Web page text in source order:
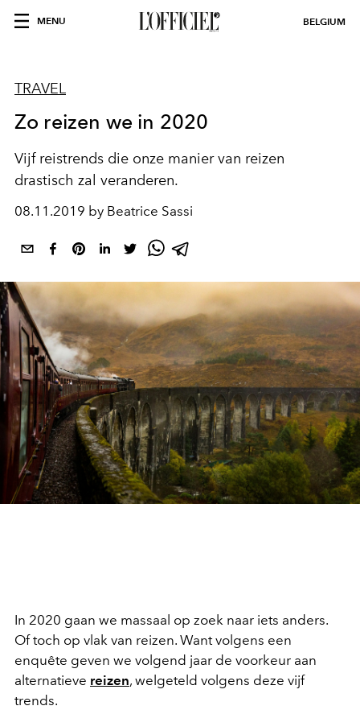
MENU BELGIUM
TRAVEL
Zo reizen we in 2020
Vijf reistrends die onze manier van reizen
drastisch zal veranderen.
08.11.2019 by Beatrice Sassi
In 2020 gaan we massaal op zoek naar iets anders.
Of toch op vlak van reizen. Want volgens een
enquête geven we volgend jaar de voorkeur aan
alternatieve reizen, welgeteld volgens deze vijf
trends.